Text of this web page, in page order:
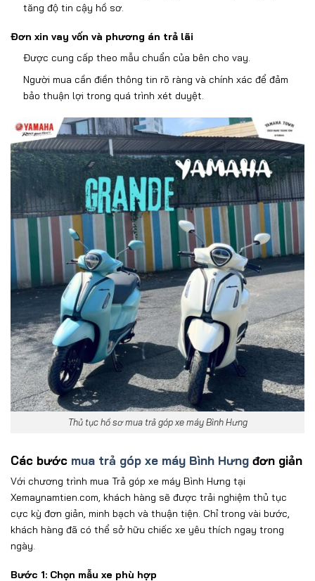
tăng độ tin cậy hồ sơ.
Đơn xin vay vốn và phương án trả lãi
Được cung cấp theo mẫu chuẩn của bên cho vay.
Người mua cầnđiền thông tin rõ ràng và chính xácđểđảm
bảo thuận lợi trong quá trình xét duyệt.
Thủ tục hồ sơ mua trả góp xe máy Bình Hưng
Các bước mua trả góp xe máy Bình Hưng đơn giản
Với chương trình mua Trả góp xe máy Bình Hưng tại
Xemaynamtien.com, khách hàng sẽ được trải nghiệm thủ tục
cực kỳ đơn giản, minh bạch và thuận tiện. Chỉ trong vài bước,
khách hàng đã có thể sở hữu chiếc xe yêu thích ngay trong
ngày.
Bước 1: Chọn mẫu xe phù hợp